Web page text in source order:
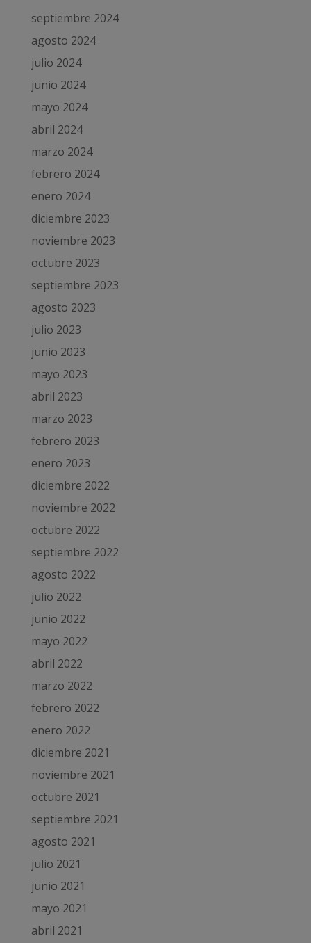
septiembre 2024
agosto 2024
julio 2024
junio 2024
mayo 2024
abril 2024
marzo 2024
febrero 2024
enero 2024
diciembre 2023
noviembre 2023
octubre 2023
septiembre 2023
agosto 2023
julio 2023
junio 2023
mayo 2023
abril 2023
marzo 2023
febrero 2023
enero 2023
diciembre 2022
noviembre 2022
octubre 2022
septiembre 2022
agosto 2022
julio 2022
junio 2022
mayo 2022
abril 2022
marzo 2022
febrero 2022
enero 2022
diciembre 2021
noviembre 2021
octubre 2021
septiembre 2021
agosto 2021
julio 2021
junio 2021
mayo 2021
abril 2021